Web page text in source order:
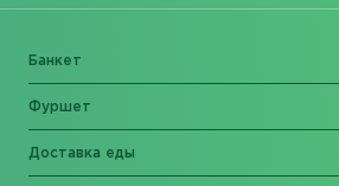
Банкет
Фуршет
Доставка еды